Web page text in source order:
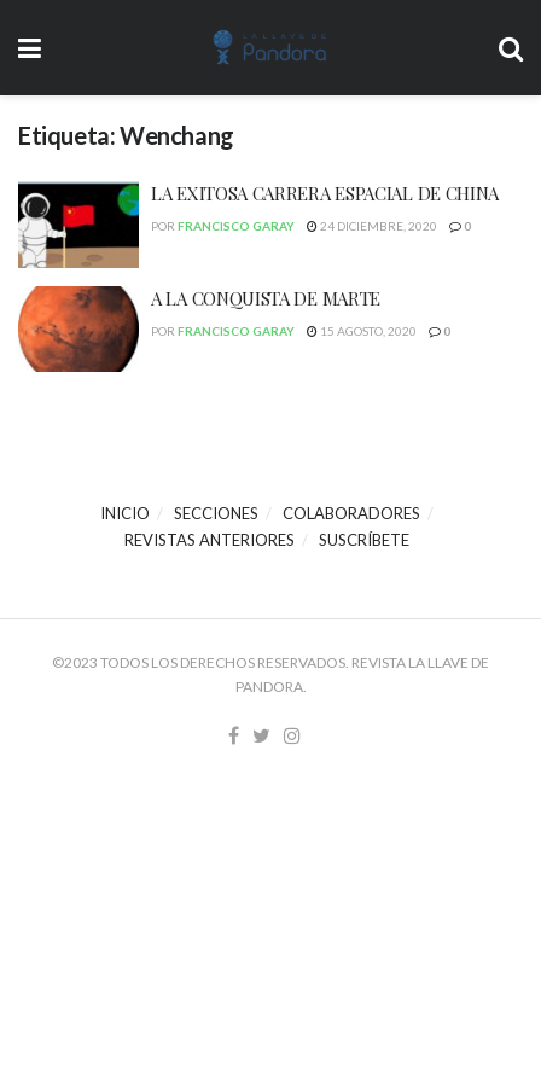
Etiqueta:Wenchang
LA EXITOSA CARRERA ESPACIAL DE CHINA
POR FRANCISCO GARAY 24 DICIEMBRE, 2020 0
A LA CONQUISTA DE MARTE
POR FRANCISCO GARAY 15 AGOSTO, 2020 0
INICIO SECCIONES
COLABORADORES
REVISTAS ANTERIORES
SUSCRÍBETE
©2023 TODOS LOS DERECHOS RESERVADOS. REVISTA LA LLAVE DE
PANDORA.